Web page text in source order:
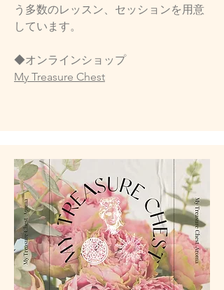
う多数のレッスン、セッションを用意
しています。
​◆オンラインショップ
My Treasure Chest